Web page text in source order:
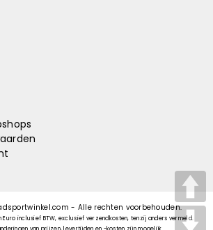
- Alle rechten voorbehouden.
Euro inclusief BTW, exclusief verzendkosten, tenzij anders vermeld.